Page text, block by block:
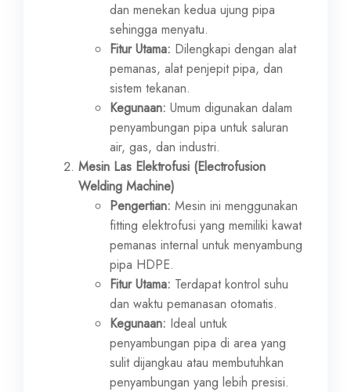
dan menekan kedua ujung pipa
sehingga menyatu.
Fitur Utama: Dilengkapi dengan alat
pemanas, alat penjepit pipa, dan
sistem tekanan.
Kegunaan: Umum digunakan dalam
penyambungan pipa untuk saluran
air, gas, dan industri.
Mesin Las Elektrofusi (Electrofusion
Welding Machine)
Pengertian: Mesin ini menggunakan
fitting elektrofusi yang memiliki kawat
pemanas internal untuk menyambung
pipa HDPE.
Fitur Utama: Terdapat kontrol suhu
dan waktu pemanasan otomatis.
Kegunaan: Ideal untuk
penyambungan pipa di area yang
sulit dijangkau atau membutuhkan
penyambungan yang lebih presisi.